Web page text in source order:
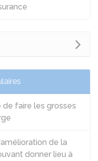
de faire les grosses
de la
donner lieu à